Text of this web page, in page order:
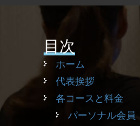
目次
ホーム
代表挨拶
各コースと料金
パーソナル会員